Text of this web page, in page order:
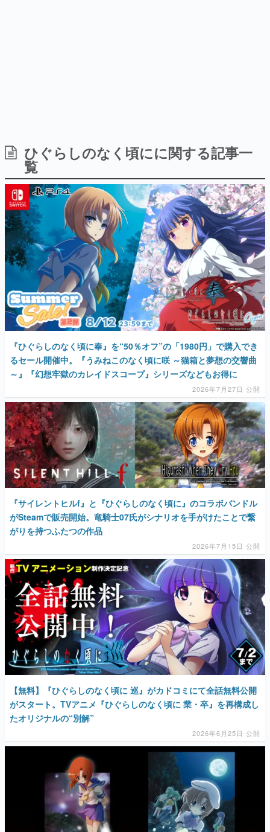
ゲーム開発者・hamatsu氏がゲームの魅力を画面や操作の
具体的な形から解き明かしていく、硬派で骨太な評論連載
ゲームが変えた日本語
「経験値」「裏技」「ラスボス」… ゲームにまつわる言葉
の起源や用法の変遷を、コンピューター文化史研究家・タ
イニーP氏が徹底調査。
カテゴリ
特集記事
マンガ
女性向け
その他
電ファミニコゲーマーとは？
運営：株式会社マレ
ひぐらしのなく頃にに関する記事一
覧
『ひぐらしのなく頃に奉』を“50％オフ”の「1980円」で購入でき
るセール開催中。『うみねこのなく頃に咲 ～猫箱と夢想の交響曲
～』『幻想牢獄のカレイドスコープ』シリーズなどもお得に
2026年7月27日 公開
『サイレントヒルf』と『ひぐらしのなく頃に』のコラボバンドル
がSteamで販売開始。竜騎士07氏がシナリオを手がけたことで繋
がりを持つふたつの作品
2026年7月15日 公開
【無料】『ひぐらしのなく頃に 巡』がカドコミにて全話無料公開
がスタート。TVアニメ『ひぐらしのなく頃に 業・卒』を再構成し
たオリジナルの“別解”
2026年6月25日 公開